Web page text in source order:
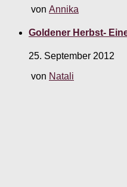
von Annika
Goldener Herbst-
25. September 2012
von Natali